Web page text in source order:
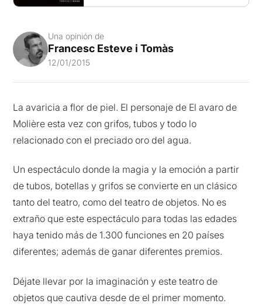
Una opinión de
Francesc Esteve i Tomàs
12/01/2015
La avaricia a flor de piel. El personaje de El avaro de
Molière esta vez con grifos, tubos y todo lo
relacionado con el preciado oro del agua.
Un espectáculo donde la magia y la emoción a partir
de tubos, botellas y grifos se convierte en un clásico
tanto del teatro, como del teatro de objetos. No es
extraño que este espectáculo para todas las edades
haya tenido más de 1.300 funciones en 20 países
diferentes; además de ganar diferentes premios.
Déjate llevar por la imaginación y este teatro de
objetos que cautiva desde de el primer momento.